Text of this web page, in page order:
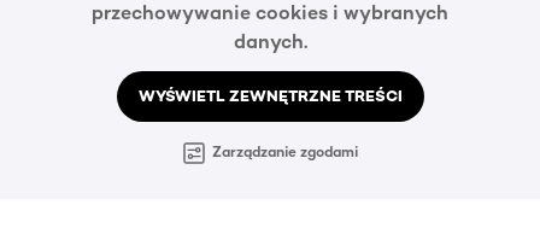
przechowywanie cookies i wybranych
danych.
WYŚWIETL ZEWNĘTRZNE TREŚCI
Zarządzanie zgodami